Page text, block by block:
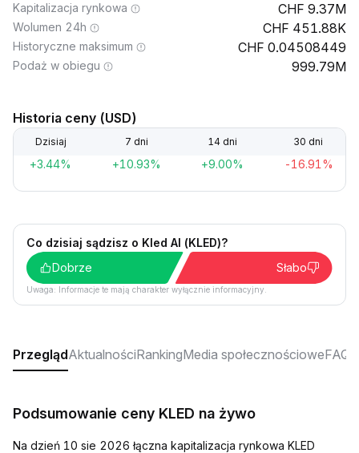
Kapitalizacja rynkowa 9.37M
Wolumen 24h 451.88K
Historyczne maksimum 0.04508449
Podaż w obiegu 999.79M
Historia ceny (USD)
Dzisiaj 7 dni 14 dni 30 dni
+3.44% +10.93% +9.00% -16.91%
Co dzisiaj sądzisz o Kled AI (KLED)?
Dobrze
Słabo
Uwaga: Informacje te mają charakter wyłącznie informacyjny.
PrzeglądAktualnościRankingMedia społecznościoweFAQ
Podsumowanie ceny KLED na żywo
Na dzień 10 sie 2026 łączna kapitalizacja rynkowa KLED